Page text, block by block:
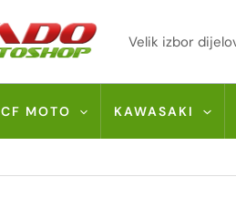
Velik izbor
CF MOTO KAWASAKI